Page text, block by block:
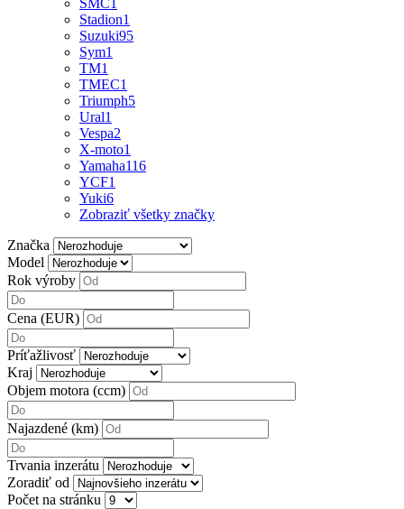
SMC
Stadion1
Suzuki95
Sym1
TM1
TMEC1
Triumph5
Ural1
Vespa2
X-moto1
Yamaha116
YCF1
Yuki6
Zobraziť všetky značky
Značka
Model
Rok výroby
Cena (EUR)
Príťažlivosť
Kraj
Objem motora (ccm)
Najazdené (km)
Trvania inzerátu
Zoradiť od
Počet na stránku